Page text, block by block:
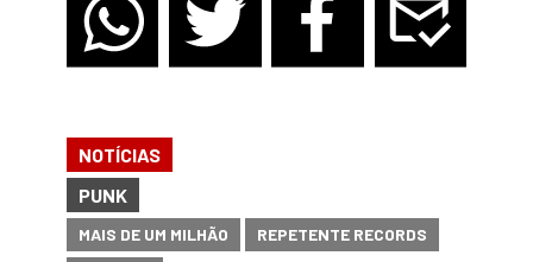
NOTÍCIAS
PUNK
MAIS DE UM MILHÃO
REPETENTE RECORDS